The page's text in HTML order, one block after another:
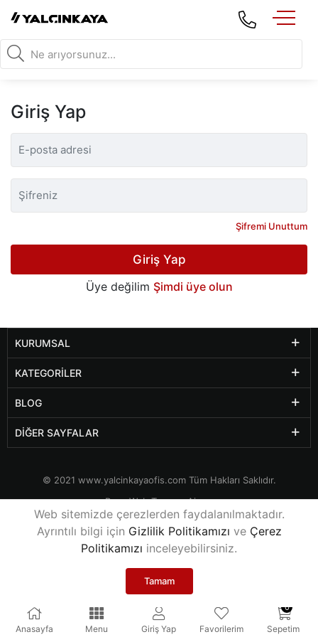
Web sitemizde çerezlerden faydalanılmaktadır.
Ayrıntılı bilgi için Gizlilik Politikamızı ve Çerez
Politikamızı inceleyebilirsiniz.
Tamam
Anasayfa Menu Giriş Yap Favorilerim Sepetim
0
Giriş Yap
Şifremi Unuttum
Giriş Yap
Üye değilim Şimdi üye olun
KURUMSAL
KATEGORILER
BLOG
DIĞER SAYFALAR
© 2021 www.yalcinkayaofis.comTüm Hakları Saklıdır.
Rexa Web Tasarım Ajansı